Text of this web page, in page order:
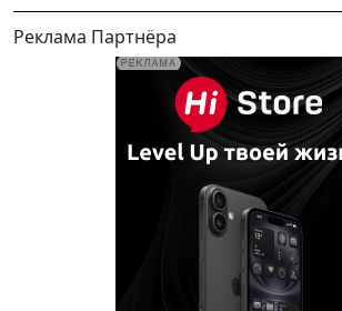
Реклама Партнёра